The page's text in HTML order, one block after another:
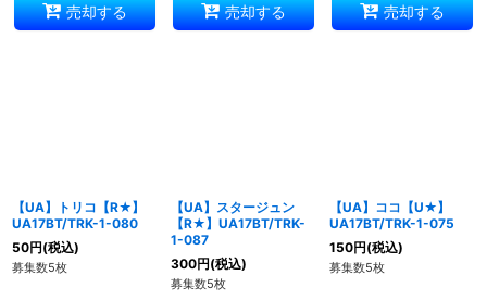
売却する 売却する 売却する
【UA】トリコ【R★】
UA17BT/TRK-1-080
50円(税込)
募集数5枚
【UA】スタージュン
【R★】UA17BT/TRK-
1-087
300円(税込)
募集数5枚
【UA】ココ【U★】
UA17BT/TRK-1-075
150円(税込)
募集数5枚